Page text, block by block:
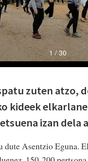
zuten atzo,
kideek
izan dela
dute Asentzio Eguna.